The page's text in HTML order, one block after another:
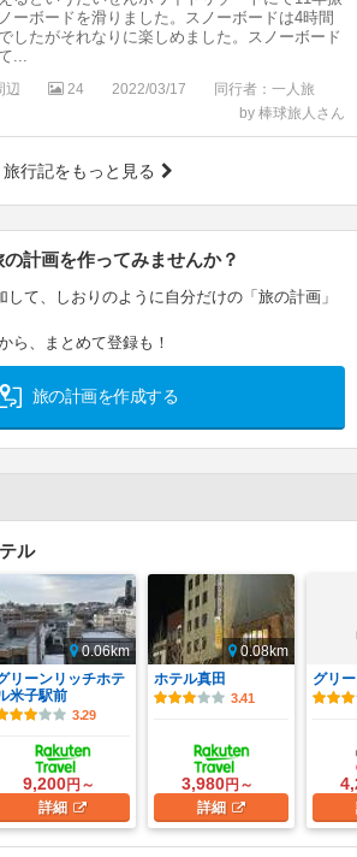
ーボードを滑りました。スノーボードは4時間
したがそれなりに楽しめました。スノーボード
...
辺 24 2022/03/17
同行者：一人旅
by 棒球旅人さん
旅行記をもっと見る
計画を作ってみませんか？
て、しおりのように自分だけの「旅の計画」
ら、まとめて登録も！
旅の計画を作成する
ル
0.06km
リーンリッチホテ
米子駅前
3.29
9,200円～
詳細
0.08km
ホテル真田
3.41
3,980円～
詳細
グリ